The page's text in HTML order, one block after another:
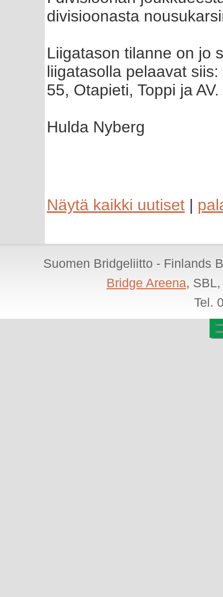
divisioonasta
Liigatason tilanne on jo
liigatasolla pelaavat
55, Otapieti, Toppi ja AV.
Hulda Nyberg
Näytä kaikki uutiset |
Suomen Bridgeliitto - Finlands
Bridge Areena,
Tel.